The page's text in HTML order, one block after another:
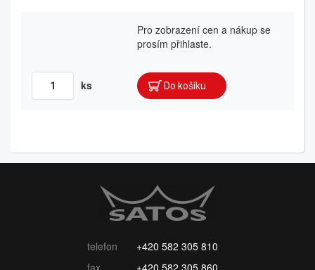
Pro zobrazení cen a nákup se
prosím přihlaste.
ks
telefon
+420 582 305 810